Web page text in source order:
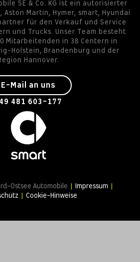
SE & Co. KG ist ein autorisierter
Aston Martin, Hymer, smart, Hyundai
für den Verkauf und Service
und Trucks. Unser Team besteht
Mitarbeitenden in 38 Centern in
Holstein, Brandenburg und der
Hannover.
E-Mail an uns
481 603-177
Ostsee Automobile Impressum
Cookie-Hinweise